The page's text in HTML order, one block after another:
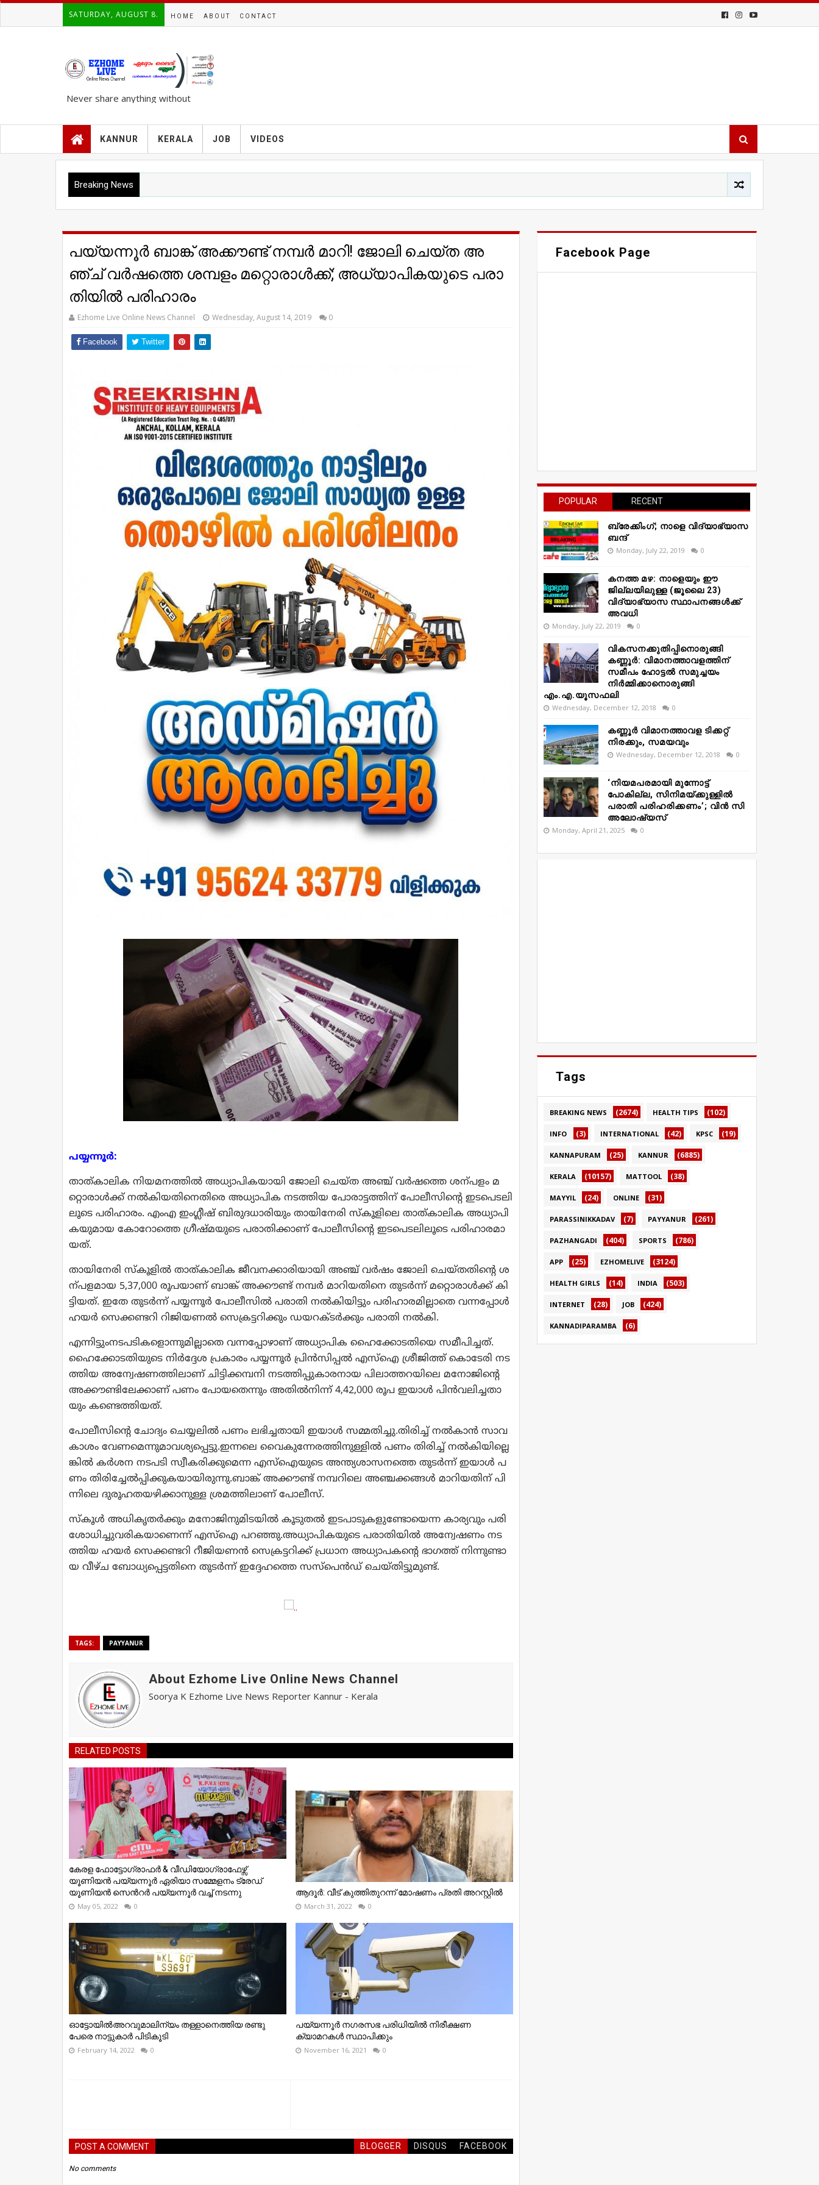
SATURDAY, AUGUST 8. HOME ABOUT CONTACT
Never share anything without
KANNUR KERALA JOB VIDEOS
Breaking News
പ​യ്യ​ന്നൂ​ര്‍ ബാ​ങ്ക് അ​ക്കൗ​ണ്ട് ന​മ്പ​ര്‍ മാ​റി​! ജോ​ലി ചെ​യ്ത അ​
ഞ്ച് വ​ര്‍​ഷ​ത്തെ ശ​മ്പ​ളം മ​റ്റൊ​രാ​ള്‍​ക്ക്; അ​ധ്യാ​പി​ക​യു​ടെ പ​രാ​
തി​യി​ല്‍ പരിഹാരം
Ezhome Live Online News Channel Wednesday, August 14, 2019 0
Facebook Twitter
പ​യ്യ​ന്നൂ​ര്‍:
താ​ത്കാ​ലി​ക നി​യ​മ​ന​ത്തി​ല്‍ അ​ധ്യാ​പി​ക​യാ​യി ജോ​ലി ചെ​യ്ത അ​ഞ്ച് വ​ര്‍​ഷ​ത്തെ ശ​ന്പ​ളം മ​
റ്റൊ​രാ​ള്‍​ക്ക് ന​ല്‍​കി​യ​തി​നെ​തി​രെ അ​ധ്യാ​പി​ക ന​ട​ത്തി​യ പോ​രാ​ട്ട​ത്തി​ന് പോ​ലീ​സി​ന്‍റെ ഇ​ട​പെ​ട​ലി​
ലൂ​ടെ പ​രി​ഹാ​രം. എം​എ ഇം​ഗ്ലീ​ഷ് ബി​രു​ദ​ധാ​രി​യും താ​യി​നേ​രി സ്‌​കൂ​ളി​ലെ താ​ത്കാ​ലി​ക അ​ധ്യാ​പി​
ക​യു​മാ​യ കോ​റോ​ത്തെ ഗ്രീ​ഷ്മ​യു​ടെ പ​രാ​തി​ക്കാ​ണ് പോ​ലീ​സി​ന്‍റെ ഇ​ട​പെ​ട​ലി​ലൂ​ടെ പ​രി​ഹാ​ര​മാ​
യ​ത്.
താ​യി​നേ​രി സ്‌​കൂ​ളി​ല്‍ താ​ത്കാ​ലി​ക ജീ​വ​ന​ക്കാ​രി​യാ​യി അ​ഞ്ച് വ​ര്‍​ഷം ജോ​ലി ചെ​യ്ത​തി​ന്‍റെ ശ​
ന്പ​ള​മാ​യ 5,37,000 രൂ​പ​യാ​ണ് ബാ​ങ്ക് അ​ക്കൗ​ണ്ട് ന​മ്പ​ര്‍ മാ​റി​യ​തി​നെ തു​ട​ര്‍​ന്ന് മ​റ്റൊ​രാ​ള്‍​ക്ക് കി​
ട്ടി​യ​ത്. ഇ​തേ തു​ട​ര്‍​ന്ന് പ​യ്യ​ന്നൂ​ര്‍ പോ​ലീ​സി​ല്‍ പ​രാ​തി ന​ല്‍​കി​യി​ട്ടും പ​രി​ഹാ​ര​മി​ല്ലാ​തെ വ​ന്ന​പ്പോ​ള്‍
ഹ​യ​ര്‍ സെ​ക്ക​ണ്ട​റി റി​ജി​യ​ണ​ല്‍ സെ​ക്ര​ട്ട​റി​ക്കും ഡ​യ​റ​ക്ട​ര്‍​ക്കും പ​രാ​തി ന​ല്‍​കി.​
എ​ന്നി​ട്ടും​ന​ട​പ​ടി​ക​ളൊ​ന്നു​മി​ല്ലാ​തെ വ​ന്ന​പ്പോ​ഴാ​ണ് അ​ധ്യാ​പി​ക ഹൈ​ക്കോ​ട​തി​യെ സ​മീ​പി​ച്ച​ത്.​
ഹൈ​ക്കോ​ട​തി​യു​ടെ നി​ര്‍​ദ്ദേ​ശ പ്ര​കാ​രം പ​യ്യ​ന്നൂ​ര്‍ പ്രി​ന്‍​സി​പ്പ​ല്‍ എ​സ്‌​ഐ ശ്രീ​ജി​ത്ത് കൊ​ടേ​രി ന​ട​
ത്തി​യ അ​ന്വേ​ഷ​ണ​ത്തി​ലാ​ണ് ചി​ട്ടി​ക്ക​മ്പ​നി ന​ട​ത്തി​പ്പു​കാ​ര​നാ​യ പി​ലാ​ത്ത​റ​യി​ലെ മ​നോ​ജി​ന്‍റെ
അ​ക്കൗ​ണ്ടി​ലേ​ക്കാ​ണ് പ​ണം പോ​യ​തെ​ന്നും അ​തി​ല്‍​നി​ന്ന് 4,42,000 രൂ​പ ഇ​യാ​ള്‍ പി​ന്‍​വ​ലി​ച്ച​താ​
യും ക​ണ്ടെ​ത്തി​യ​ത്.
പോ​ലീ​സി​ന്‍റെ ചോ​ദ്യം ചെ​യ്യ​ലി​ല്‍ പ​ണം ല​ഭി​ച്ച​താ​യി ഇ​യാ​ള്‍ സ​മ്മ​തി​ച്ചു.​തി​രി​ച്ച് ന​ല്‍​കാ​ന്‍ സാ​വ​
കാ​ശം വേ​ണ​മെ​ന്നു​മാ​വ​ശ്യ​പ്പെ​ട്ടു.​ഇ​ന്ന​ലെ വൈ​കു​ന്നേ​ര​ത്തി​നു​ള്ളി​ല്‍ പ​ണം തി​രി​ച്ച് ന​ല്‍​കി​യി​ല്ലെ​
ങ്കി​ല്‍ ക​ര്‍​ശ​ന ന​ട​പ​ടി സ്വീ​ക​രി​ക്കു​മെ​ന്ന എ​സ്‌​ഐ​യു​ടെ അ​ന്ത്യ​ശാ​സ​ന​ത്തെ തു​ട​ര്‍​ന്ന് ഇ​യാ​ള്‍ പ​
ണം തി​രി​ച്ചേ​ല്‍​പ്പി​ക്കു​ക​യാ​യി​രു​ന്നു.​ബാ​ങ്ക് അ​ക്കൗ​ണ്ട് ന​മ്പ​റി​ലെ അ​ഞ്ച​ക്ക​ങ്ങ​ള്‍ മാ​റി​യ​തി​ന് പി​
ന്നി​ലെ ദു​രൂ​ഹ​ത​യ​ഴി​ക്കാ​നു​ള്ള ശ്ര​മ​ത്തി​ലാ​ണ് പോ​ലീ​സ്.
സ്‌​കൂ​ള്‍ അ​ധി​കൃ​ത​ര്‍​ക്കും മ​നോ​ജി​നു​മി​ട​യി​ല്‍ കൂ​ടു​ത​ല്‍ ഇ​ട​പാ​ടു​ക​ളു​ണ്ടോ​യെ​ന്ന കാ​ര്യ​വും പ​രി​
ശോ​ധി​ച്ചു​വ​രി​ക​യാ​ണെ​ന്ന് എ​സ്‌​ഐ പ​റ​ഞ്ഞു.​അ​ധ്യാ​പി​ക​യു​ടെ പ​രാ​തി​യി​ല്‍ അ​ന്വേ​ഷ​ണം ന​ട​
ത്തി​യ ഹ​യ​ര്‍ സെ​ക്ക​ണ്ട​റി റീ​ജി​യ​ണ​ന്‍ സെ​ക്ര​ട്ട​റി​ക്ക് പ്ര​ധാ​ന അ​ധ്യാ​പ​ക​ന്‍റെ ഭാ​ഗ​ത്ത് നി​ന്നു​ണ്ടാ​
യ വീ​ഴ്ച ബോ​ധ്യ​പ്പെ​ട്ട​തി​നെ തു​ട​ര്‍​ന്ന് ഇ​ദ്ദേ​ഹ​ത്തെ സ​സ്‌​പെ​ൻ​ഡ് ചെ​യ്തി​ട്ടു​മു​ണ്ട്.
TAGS: PAYYANUR
About Ezhome Live Online News Channel
Soorya K Ezhome Live News Reporter Kannur - Kerala
RELATED POSTS
കേരള ഫോട്ടോഗ്രാഫർ & വീഡിയോഗ്രാഫേഴ്സ്
യൂണിയൻ പയ്യന്നൂർ ഏരിയാ സമ്മേളനം ട്രേഡ്
യൂണിയൻ സെൻറർ പയ്യന്നൂർ വച്ച് നടന്നു
May 05, 2022 0
ആദൂർ: വീട് കുത്തിതുറന്ന് മോഷണം പ്രതി അറസ്റ്റിൽ
March 31, 2022 0
ഓട്ടോയിൽഅറവുമാലിന്യം തള്ളാനെത്തിയ രണ്ടു
പേരെ നാട്ടുകാര്‍ പിടികൂടി
February 14, 2022 0
പയ്യന്നൂർ നഗരസഭ പരിധിയിൽ നിരീക്ഷണ
ക്യാമറകൾ സ്ഥാപിക്കും
November 16, 2021 0
POST A COMMENT BLOGGER DISQUS FACEBOOK
No comments
Facebook Page
POPULAR RECENT
ബ്രേക്കിംഗ്; നാളെ വിദ്യാഭ്യാസ
ബന്ദ്
Monday, July 22, 2019 0
കനത്ത മഴ: നാളെയും ഈ
ജില്ലയിലുള്ള (ജൂലൈ 23)
വിദ്യാഭ്യാസ സ്ഥാപനങ്ങൾക്ക്
അവധി
Monday, July 22, 2019 0
വികസനക്കുതിപ്പിനൊരുങ്ങി
കണ്ണൂർ: വിമാനത്താവളത്തിന്
സമീപം ഹോട്ടൽ സമുച്ചയം
നിർമ്മിക്കാനൊരുങ്ങി
എം.എ.യൂസഫലി
Wednesday, December 12, 2018 0
കണ്ണൂർ വിമാനത്താവള ടിക്കറ്റ്
നിരക്കും, സമയവും
Wednesday, December 12, 2018 0
‘നിയമപരമായി മുന്നോട്ട്
പോകില്ല, സിനിമയ്ക്കുള്ളിൽ
പരാതി പരിഹരിക്കണം’; വിൻ സി
അലോഷ്യസ്
Monday, April 21, 2025 0
Tags
BREAKING NEWS (2674) HEALTH TIPS (102)
INFO (3) INTERNATIONAL (42) KPSC (19)
KANNAPURAM (25) KANNUR (6885)
KERALA (10157) MATTOOL (38)
MAYYIL (24) ONLINE (31)
PARASSINIKKADAV (7) PAYYANUR (261)
PAZHANGADI (404) SPORTS (786)
APP (25) EZHOMELIVE (3124)
HEALTH GIRLS (14) INDIA (503)
INTERNET (28) JOB (424)
KANNADIPARAMBA (6)